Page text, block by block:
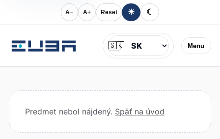
A− A+ Reset ☀ ☾
Menu
Jazyk
🇸🇰
Predmet nebol nájdený. Späť na úvod